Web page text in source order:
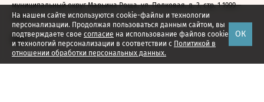
На нашем сайте используются cookie-файлы и технологии
персонализации. Продолжая пользоваться данным сайтом, вы
подтверждаете свое согласие на использование файлов cookie
и технологий персонализации в соответствии с Политикой в
отношении обработки персональных данных.
ОК
муниципальный округ Марьина Роща, ул. Полковая, д. 3, стр. 1 1999—
2026